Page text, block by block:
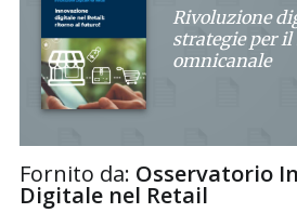
Rivoluzione
strategie per il
omnicanale
Fornito da: Osservatorio
Digitale nel Retail